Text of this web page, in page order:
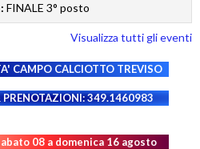
FINALE 3° posto
Visualizza tutti gli eventi
CAMPO CALCIOTTO TREVISO
349.1460983
08 a domenica 16 agosto